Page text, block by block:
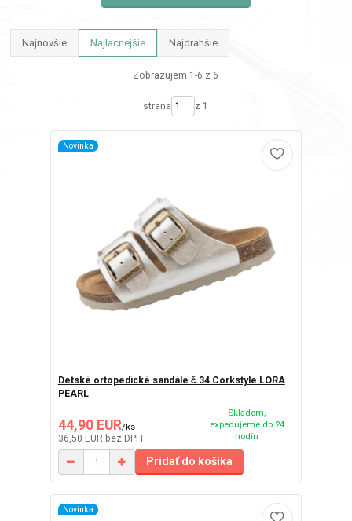
Najnovšie Najlacnejšie Najdrahšie
Zobrazujem 1-6 z 6
strana z 1
Novinka
Detské ortopedické sandále č.34 Corkstyle LORA
PEARL
44,90 EUR/ks
36,50 EUR bez DPH
Skladom,
expedujeme do 24
hodín
Pridať do košíka
Novinka